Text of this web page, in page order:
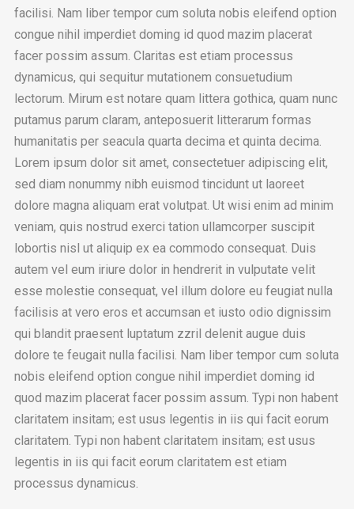
facilisi. Nam liber tempor cum soluta nobis eleifend option
congue nihil imperdiet doming id quod mazim placerat
facer possim assum. Claritas est etiam processus
dynamicus, qui sequitur mutationem consuetudium
lectorum. Mirum est notare quam littera gothica, quam nunc
putamus parum claram, anteposuerit litterarum formas
humanitatis per seacula quarta decima et quinta decima.
Lorem ipsum dolor sit amet, consectetuer adipiscing elit,
sed diam nonummy nibh euismod tincidunt ut laoreet
dolore magna aliquam erat volutpat. Ut wisi enim ad minim
veniam, quis nostrud exerci tation ullamcorper suscipit
lobortis nisl ut aliquip ex ea commodo consequat. Duis
autem vel eum iriure dolor in hendrerit in vulputate velit
esse molestie consequat, vel illum dolore eu feugiat nulla
facilisis at vero eros et accumsan et iusto odio dignissim
qui blandit praesent luptatum zzril delenit augue duis
dolore te feugait nulla facilisi. Nam liber tempor cum soluta
nobis eleifend option congue nihil imperdiet doming id
quod mazim placerat facer possim assum. Typi non habent
claritatem insitam; est usus legentis in iis qui facit eorum
claritatem. Typi non habent claritatem insitam; est usus
legentis in iis qui facit eorum claritatem est etiam
processus dynamicus.